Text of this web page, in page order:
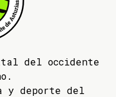
del occidente
y deporte del